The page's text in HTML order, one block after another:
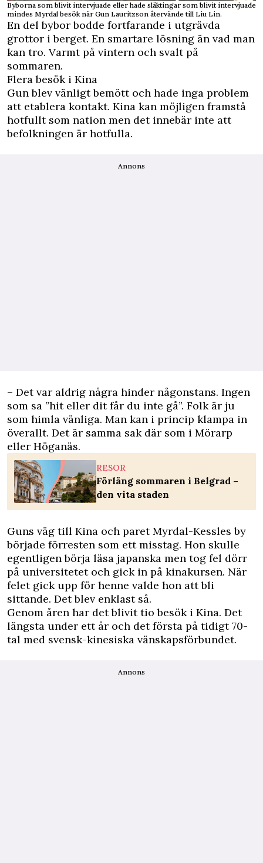
Byborna som blivit intervjuade eller hade släktingar som blivit intervjuade
mindes Myrdal besök när Gun Lauritzson återvände till Liu Lin.
En del bybor bodde fortfarande i utgrävda
grottor i berget. En smartare lösning än vad man
kan tro. Varmt på vintern och svalt på
sommaren.
Flera besök i Kina
Gun blev vänligt bemött och hade inga problem
att etablera kontakt. Kina kan möjligen framstå
hotfullt som nation men det innebär inte att
befolkningen är hotfulla.
Annons
– Det var aldrig några hinder någonstans. Ingen
som sa ”hit eller dit får du inte gå”. Folk är ju
som himla vänliga. Man kan i princip klampa in
överallt. Det är samma sak där som i Mörarp
eller Höganäs.
RESOR
Förläng sommaren i Belgrad –
den vita staden
Guns väg till Kina och paret Myrdal-Kessles by
började förresten som ett misstag. Hon skulle
egentligen börja läsa japanska men tog fel dörr
på universitetet och gick in på kinakursen. När
felet gick upp för henne valde hon att bli
sittande. Det blev enklast så.
Genom åren har det blivit tio besök i Kina. Det
längsta under ett år och det första på tidigt 70-
tal med svensk-kinesiska vänskapsförbundet.
Annons